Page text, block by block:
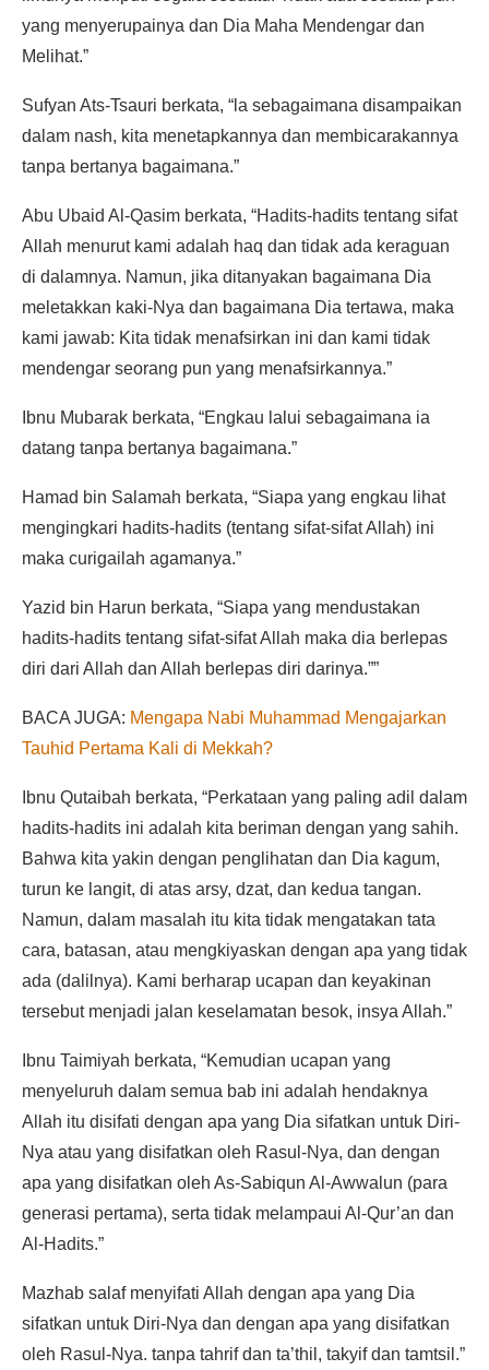
yang menyerupainya dan Dia Maha Mendengar dan
Melihat.”
Sufyan Ats-Tsauri berkata, “la sebagaimana disampaikan
dalam nash, kita menetapkannya dan membicarakannya
tanpa bertanya bagaimana.”
Abu Ubaid Al-Qasim berkata, “Hadits-hadits tentang sifat
Allah menurut kami adalah haq dan tidak ada keraguan
di dalamnya. Namun, jika ditanyakan bagaimana Dia
meletakkan kaki-Nya dan bagaimana Dia tertawa, maka
kami jawab: Kita tidak menafsirkan ini dan kami tidak
mendengar seorang pun yang menafsirkannya.”
Ibnu Mubarak berkata, “Engkau lalui sebagaimana ia
datang tanpa bertanya bagaimana.”
Hamad bin Salamah berkata, “Siapa yang engkau lihat
mengingkari hadits-hadits (tentang sifat-sifat Allah) ini
maka curigailah agamanya.”
Yazid bin Harun berkata, “Siapa yang mendustakan
hadits-hadits tentang sifat-sifat Allah maka dia berlepas
diri dari Allah dan Allah berlepas diri darinya.””
BACA JUGA: Mengapa Nabi Muhammad Mengajarkan
Tauhid Pertama Kali di Mekkah?
Ibnu Qutaibah berkata, “Perkataan yang paling adil dalam
hadits-hadits ini adalah kita beriman dengan yang sahih.
Bahwa kita yakin dengan penglihatan dan Dia kagum,
turun ke langit, di atas arsy, dzat, dan kedua tangan.
Namun, dalam masalah itu kita tidak mengatakan tata
cara, batasan, atau mengkiyaskan dengan apa yang tidak
ada (dalilnya). Kami berharap ucapan dan keyakinan
tersebut menjadi jalan keselamatan besok, insya Allah.”
Ibnu Taimiyah berkata, “Kemudian ucapan yang
menyeluruh dalam semua bab ini adalah hendaknya
Allah itu disifati dengan apa yang Dia sifatkan untuk Diri-
Nya atau yang disifatkan oleh Rasul-Nya, dan dengan
apa yang disifatkan oleh As-Sabiqun Al-Awwalun (para
generasi pertama), serta tidak melampaui Al-Qur’an dan
Al-Hadits.”
Mazhab salaf menyifati Allah dengan apa yang Dia
sifatkan untuk Diri-Nya dan dengan apa yang disifatkan
oleh Rasul-Nya. tanpa tahrif dan ta’thil, takyif dan tamtsil.”